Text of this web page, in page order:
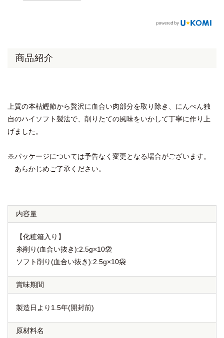
商品紹介
上質の本枯鰹節から贅沢に血合い肉部分を取り除き、にんべん独
自のハイソフト製法で、削りたての風味をいかして丁寧に作り上
げました。
※パッケージについては予告なく変更となる場合がございます。
あらかじめご了承ください。
内容量
【化粧箱入り】
糸削り(血合い抜き):2.5g×10袋
ソフト削り(血合い抜き):2.5g×10袋
賞味期間
製造日より1.5年(開封前)
原材料名